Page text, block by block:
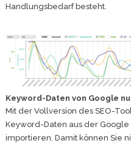
Handlungsbedarf besteht.
Keyword-Daten von Google
Mit der Vollversion des SEO-
Keyword-Daten aus der Google
importieren. Damit können Sie